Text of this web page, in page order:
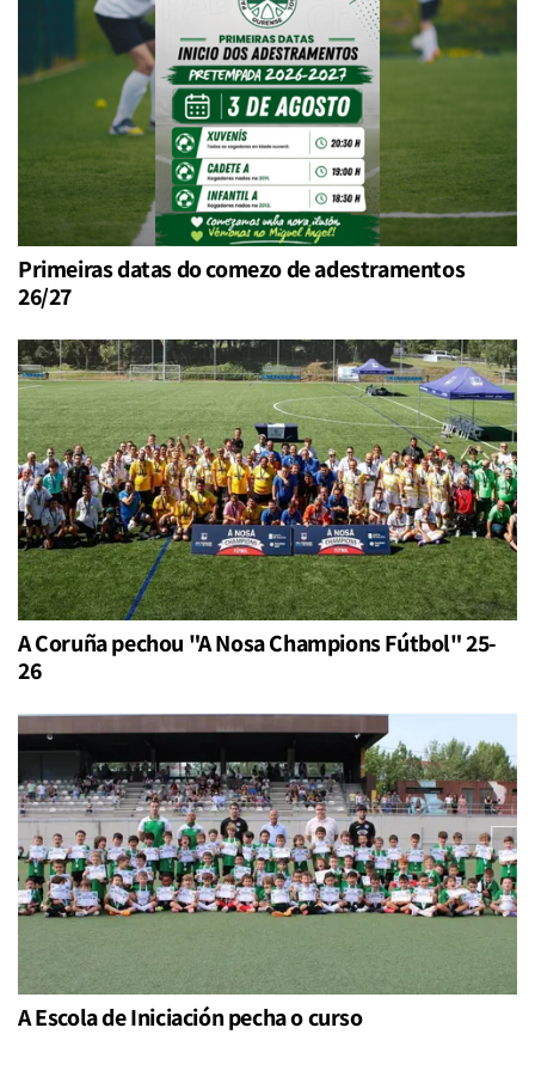
Primeiras datas do comezo de adestramentos
26/27
A Coruña pechou "A Nosa Champions Fútbol" 25-
26
A Escola de Iniciación pecha o curso